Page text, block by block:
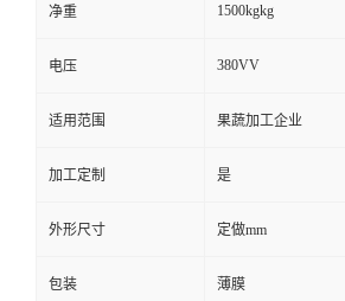
净重 1500kgkg
电压 380VV
适用范围 果蔬加工企业
加工定制 是
外形尺寸 定做mm
包装 薄膜